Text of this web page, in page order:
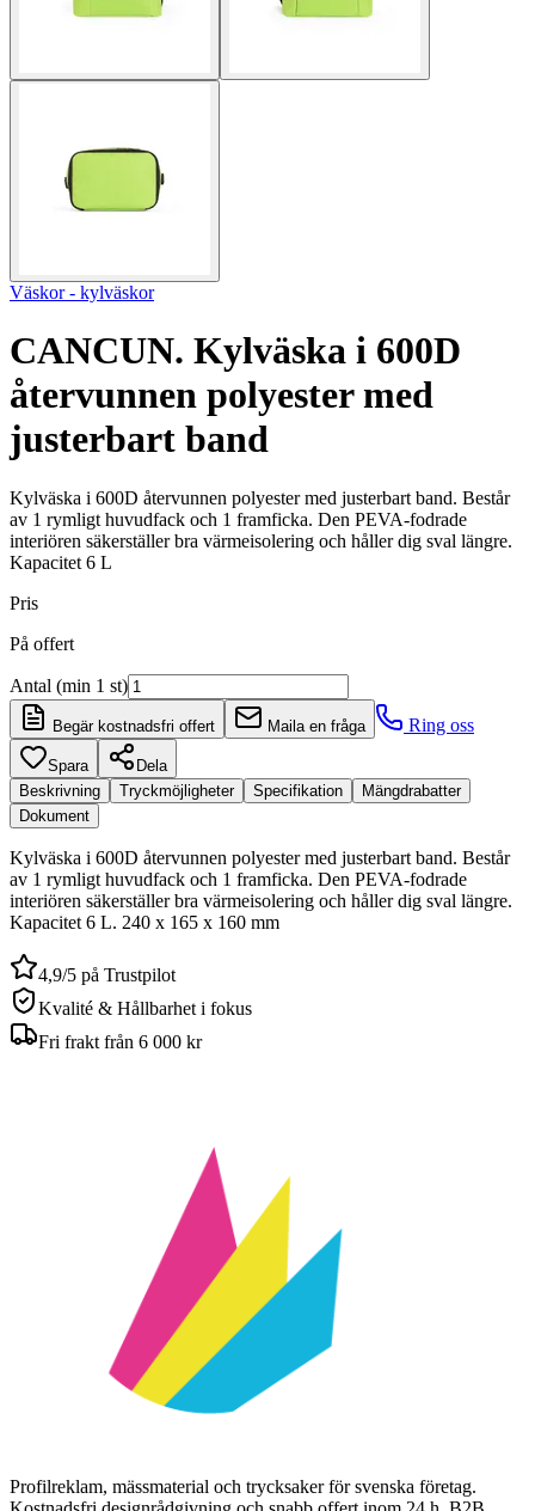
Väskor - kylväskor
CANCUN. Kylväska i 600D
återvunnen polyester med
justerbart band
Kylväska i 600D återvunnen polyester med justerbart band. Består
av 1 rymligt huvudfack och 1 framficka. Den PEVA-fodrade
interiören säkerställer bra värmeisolering och håller dig sval längre.
Kapacitet 6 L
Pris
På offert
Antal (min 1 st)
Begär kostnadsfri offert Maila en fråga Ring oss
Spara
Dela
Beskrivning
Tryckmöjligheter Specifikation
Mängdrabatter
Dokument
Kylväska i 600D återvunnen polyester med justerbart band. Består
av 1 rymligt huvudfack och 1 framficka. Den PEVA-fodrade
interiören säkerställer bra värmeisolering och håller dig sval längre.
Kapacitet 6 L. 240 x 165 x 160 mm
4,9/5 på Trustpilot
Kvalité & Hållbarhet i fokus
Fri frakt från 6 000 kr
Profilreklam, mässmaterial och trycksaker för svenska företag.